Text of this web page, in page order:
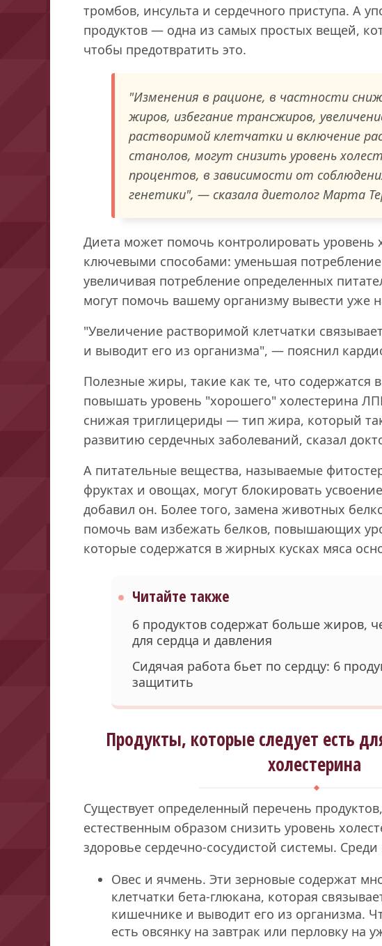
тромбов, инсульта и сердечного приступа. А
продуктов — одна из самых простых вещей,
чтобы предотвратить это.
"Изменения в рационе, в частности
жиров, избегание трансжиров,
растворимой клетчатки и включение
станолов, могут снизить уровень
процентов, в зависимости от
генетики", — сказала диетолог Марта
Диета может помочь контролировать уровень
ключевыми способами: уменьшая
увеличивая потребление определенных
могут помочь вашему организму вывести уже
"Увеличение растворимой клетчатки
и выводит его из организма", — пояснил
Полезные жиры, такие как те, что содержатся
повышать уровень "хорошего" холестерина
снижая триглицериды — тип жира, который
развитию сердечных заболеваний, сказал
А питательные вещества, называемые
фруктах и овощах, могут блокировать
добавил он. Более того, замена животных
помочь вам избежать белков, повышающих
которые содержатся в жирных кусках мяса
Читайте также
6 продуктов содержат больше жиров,
для сердца и давления
Сидячая работа бьет по сердцу: 6
защитить
Продукты, которые следует есть
холестерина
Существует определенный перечень
естественным образом снизить уровень
здоровье сердечно-сосудистой системы. Среди
Овес и ячмень. Эти зерновые содержат
клетчатки бета-глюкана, которая
кишечнике и выводит его из организма.
есть овсянку на завтрак или перловку на